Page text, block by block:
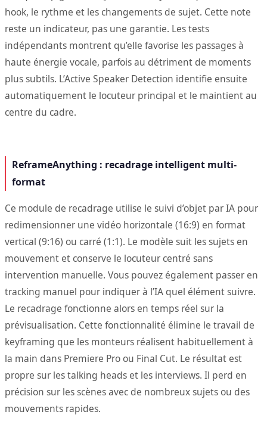
hook, le rythme et les changements de sujet. Cette note
reste un indicateur, pas une garantie. Les tests
indépendants montrent qu’elle favorise les passages à
haute énergie vocale, parfois au détriment de moments
plus subtils. L’Active Speaker Detection identifie ensuite
automatiquement le locuteur principal et le maintient au
centre du cadre.
ReframeAnything : recadrage intelligent multi-
format
Ce module de recadrage utilise le suivi d’objet par IA pour
redimensionner une vidéo horizontale (16:9) en format
vertical (9:16) ou carré (1:1). Le modèle suit les sujets en
mouvement et conserve le locuteur centré sans
intervention manuelle. Vous pouvez également passer en
tracking manuel pour indiquer à l’IA quel élément suivre.
Le recadrage fonctionne alors en temps réel sur la
prévisualisation. Cette fonctionnalité élimine le travail de
keyframing que les monteurs réalisent habituellement à
la main dans Premiere Pro ou Final Cut. Le résultat est
propre sur les talking heads et les interviews. Il perd en
précision sur les scènes avec de nombreux sujets ou des
mouvements rapides.